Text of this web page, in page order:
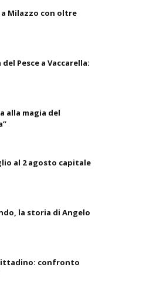
a Milazzo con oltre
Pesce a Vaccarella:
alla magia del
al 2 agosto capitale
la storia di Angelo
confronto